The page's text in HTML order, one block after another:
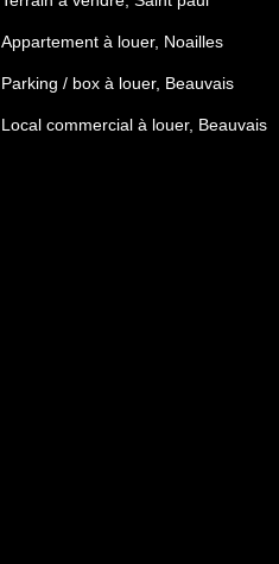
Appartement à louer, Noailles
Parking / box à louer, Beauvais
Local commercial à louer, Beauvais